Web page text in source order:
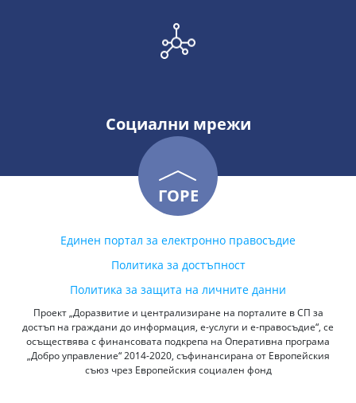
Социални мрежи
ГОРЕ
Единен портал за електронно правосъдие
Политика за достъпност
Политика за защита на личните данни
Проект „Доразвитие и централизиране на порталите в СП за
достъп на граждани до информация, е-услуги и е-правосъдие“, се
осъществява с финансовата подкрепа на Оперативна програма
„Добро управление“ 2014-2020, съфинансирана от Европейския
съюз чрез Европейския социален фонд